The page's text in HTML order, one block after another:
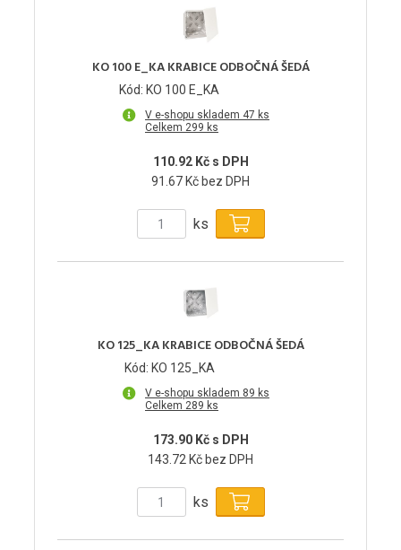
KO 100 E_KA KRABICE ODBOČNÁ ŠEDÁ
Kód: KO 100 E_KA
V e-shopu skladem 47 ks
Celkem 299 ks
110.92 Kč s DPH
91.67 Kč bez DPH
ks
KO 125_KA KRABICE ODBOČNÁ ŠEDÁ
Kód: KO 125_KA
V e-shopu skladem 89 ks
Celkem 289 ks
173.90 Kč s DPH
143.72 Kč bez DPH
ks